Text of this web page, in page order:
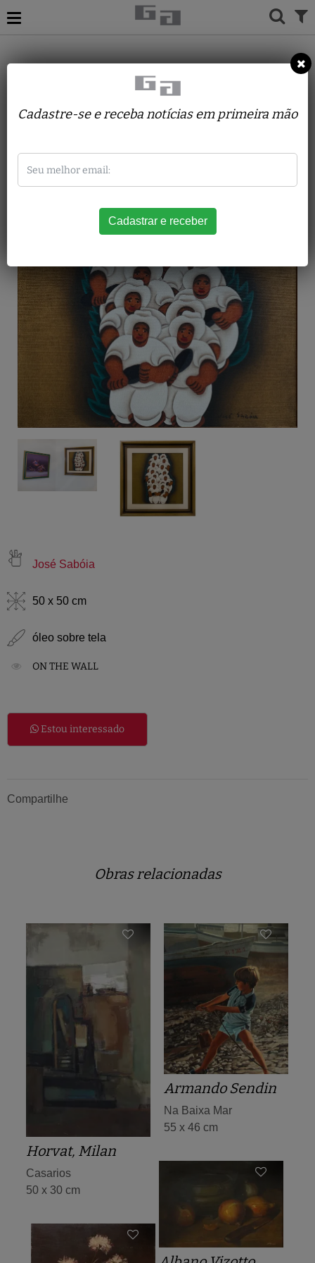
JOSÉ SABÓIA
Colhedores
José Sabóia
50 x 50 cm
óleo sobre tela
ON THE WALL
Estou interessado
Compartilhe
Obras relacionadas
Horvat, Milan
Casarios
50 x 30 cm
Armando Sendin
Na Baixa Mar
55 x 46 cm
Cadastre-se e receba notícias em primeira mão